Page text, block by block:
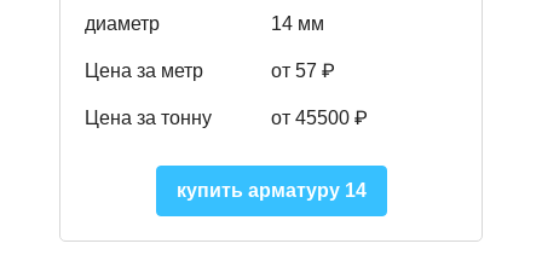
диаметр 14 мм
Цена за метр от 57 ₽
Цена за тонну от 45500 ₽
купить арматуру 14